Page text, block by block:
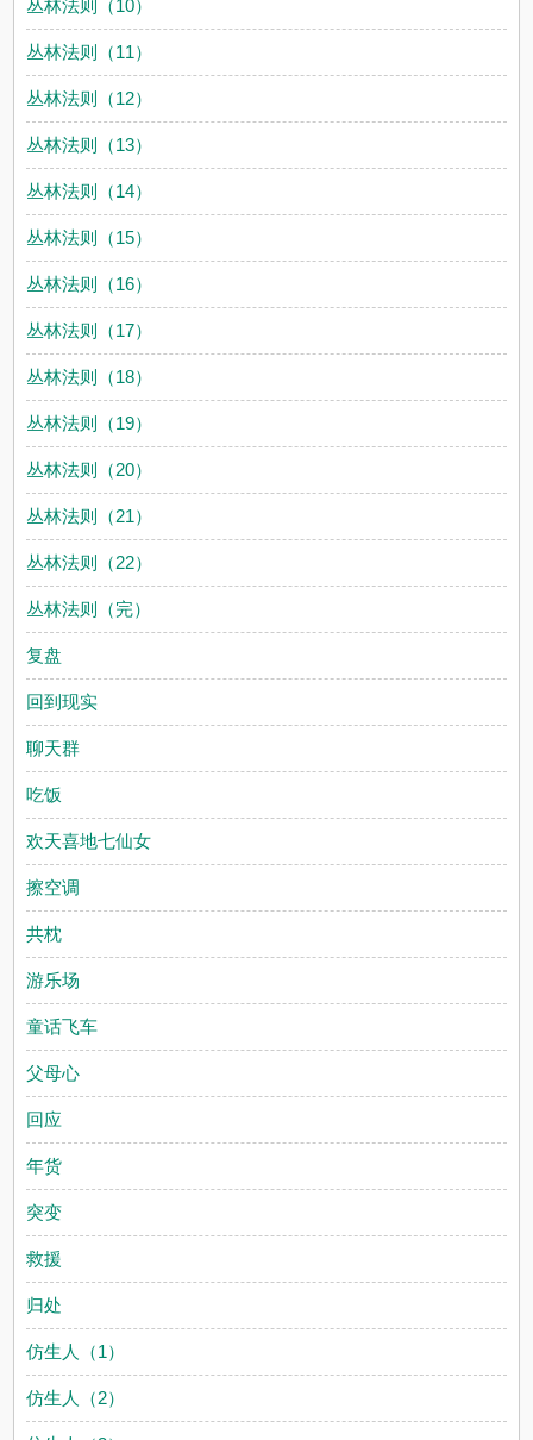
丛林法则（10）
丛林法则（11）
丛林法则（12）
丛林法则（13）
丛林法则（14）
丛林法则（15）
丛林法则（16）
丛林法则（17）
丛林法则（18）
丛林法则（19）
丛林法则（20）
丛林法则（21）
丛林法则（22）
丛林法则（完）
复盘
回到现实
聊天群
吃饭
欢天喜地七仙女
擦空调
共枕
游乐场
童话飞车
父母心
回应
年货
突变
救援
归处
仿生人（1）
仿生人（2）